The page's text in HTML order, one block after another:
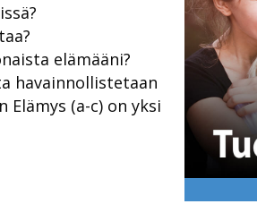
elämääni?
havainnollistetaan
(a-c) on yksi